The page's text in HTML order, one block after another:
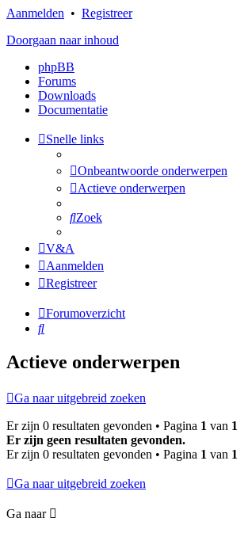
Aanmelden • Registreer
Doorgaan naar inhoud
phpBB
Forums
Downloads
Documentatie
Snelle links
Onbeantwoorde onderwerpen
Actieve onderwerpen
Zoek
V&A
Aanmelden
Registreer
Forumoverzicht
Zoek
Actieve onderwerpen
Ga naar uitgebreid zoeken
Er zijn 0 resultaten gevonden • Pagina 1 van 1
Er zijn geen resultaten gevonden.
Er zijn 0 resultaten gevonden • Pagina 1 van 1
Ga naar uitgebreid zoeken
Ga naar